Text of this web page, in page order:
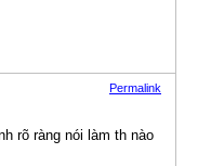
Permalink
rõ ràng nói làm th nào